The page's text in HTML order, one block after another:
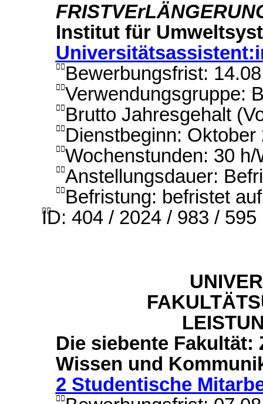
Institut für
 Bewerbungsfrist:
Verwendungsgruppe:
 Brutto Jahresgehalt
 Dienstbeginn: Oktober
Wochenstunden: 30 h/
Anstellungsdauer:
 Befristung: befristet

ID: 404 / 2024 / 983 / 595
Die siebente
Wissen und
2 Studentische
